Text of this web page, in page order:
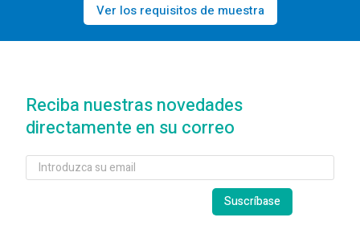
Ver los requisitos de muestra
Reciba nuestras novedades
directamente en su correo